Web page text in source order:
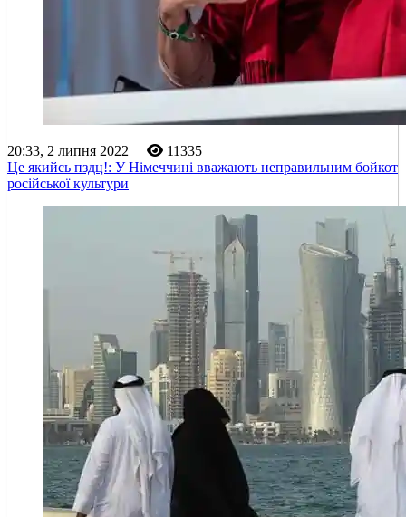
20:33, 2 липня 2022
11335
Це якийсь пздц!: У Німеччині вважають неправильним бойкот
російської культури